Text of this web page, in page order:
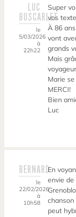
LUC
BUSCARLET
le
5/03/2026
à
22h22
Super
vos
À 86
vont
grands
Mais
Marie
MERCI!
Bien
Luc
BERNARD
le
22/02/2026
à
10h58
En
envie
chanson
peut